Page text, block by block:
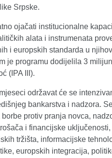
Srpske.
ojačati institucionalne
alata i instrumenata
i europskih standarda u
je programu dodijelila 3
(IPA III).
održavat će se
bankarstva i nadzora.
protiv pranja novca,
i financijske
tržišta, informacijske
europskih integracija,